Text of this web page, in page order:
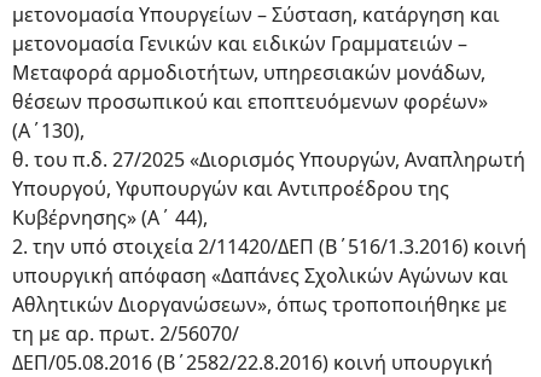
μετονομασία Υπουργείων – Σύσταση, κατάργηση και
μετονομασία Γενικών και ειδικών Γραμματειών –
Μεταφορά αρμοδιοτήτων, υπηρεσιακών μονάδων,
θέσεων προσωπικού και εποπτευόμενων φορέων»
(Α΄130),
θ. του π.δ. 27/2025 «Διορισμός Υπουργών, Αναπληρωτή
Υπουργού, Υφυπουργών και Αντιπροέδρου της
Κυβέρνησης» (Α΄ 44),
2. την υπό στοιχεία 2/11420/ΔΕΠ (Β΄516/1.3.2016) κοινή
υπουργική απόφαση «Δαπάνες Σχολικών Αγώνων και
Αθλητικών Διοργανώσεων», όπως τροποποιήθηκε με
τη με αρ. πρωτ. 2/56070/
ΔΕΠ/05.08.2016 (Β΄2582/22.8.2016) κοινή υπουργική